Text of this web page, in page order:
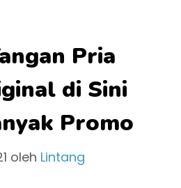
Pria
di Sini
Promo
oleh Lintang